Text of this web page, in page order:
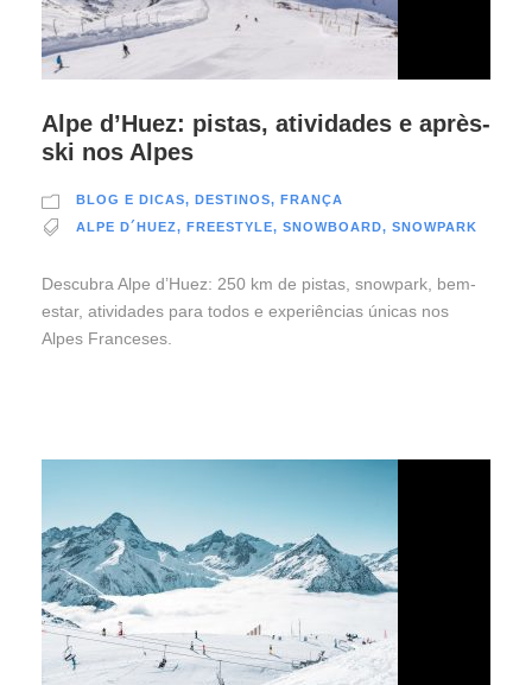
Alpe d’Huez: pistas, atividades e après-
ski nos Alpes
BLOG E DICAS, DESTINOS, FRANÇA
ALPE D´HUEZ, FREESTYLE, SNOWBOARD, SNOWPARK
Descubra Alpe d’Huez: 250 km de pistas, snowpark, bem-
estar, atividades para todos e experiências únicas nos
Alpes Franceses.